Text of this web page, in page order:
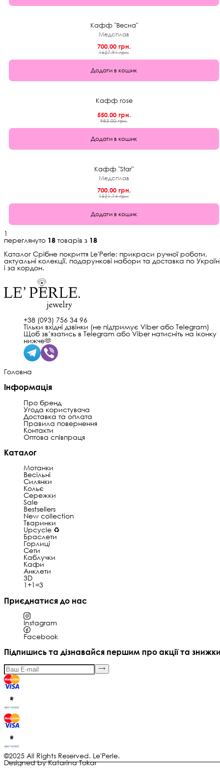
Кафф "Весна"
Медсплав
700.00 грн.
1627.91 грн.
Додати в кошик
Кафф rose
550.00 грн.
983.00 грн.
Додати в кошик
Кафф "Star"
Медсплав
700.00 грн.
1521.74 грн.
Додати в кошик
1
переглянуто 18 товарів з 18
Каталог Срібне покриття Le'Perle: прикраси ручної роботи,
актуальні колекції, подарункові набори та доставка по
і за кордон.
+38 (093) 756 34 96
Тільки вхідні дзвінки (не підтримує Viber або Telegram)
Щоб звʼязатись в Telegram або Viber натисніть на іконку
нижче🫶
Головна
Інформація
Про бренд
Угода користувача
Доставка та оплата
Правила повернення
Контакти
Оптова співпраця
Каталог
Мотанки
Весільні
Силянки
Кольє
Сережки
Sale
Bestsellers
New collection
Тваринки
Upcycle ♻️
Браслети
Горлиці
Сети
Каблучки
Кафи
Анклети
3D
1+1=3
Приєднатися до нас
Instagram
Facebook
Підпишись та дізнавайся першим про акції та
©2025 All Rights Reserved. Le'Perle.
Designed by Katarina Tokar